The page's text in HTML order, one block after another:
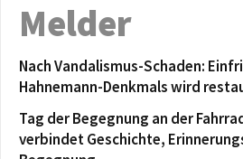
Melder
Nach Vandalismus-Schaden:
Hahnemann-Denkmals wird
Tag der Begegnung an der
verbindet Geschichte,